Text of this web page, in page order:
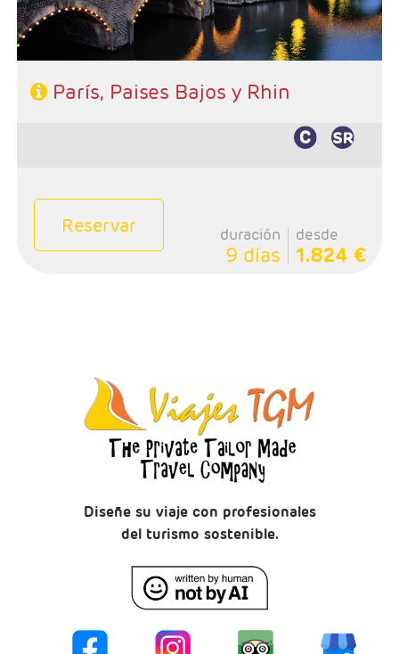
668 808 620
París, Paises Bajos y Rhin
Reservar duración
9 días
desde
1.824 €
Diseñe su viaje con profesionales
del turismo sostenible.